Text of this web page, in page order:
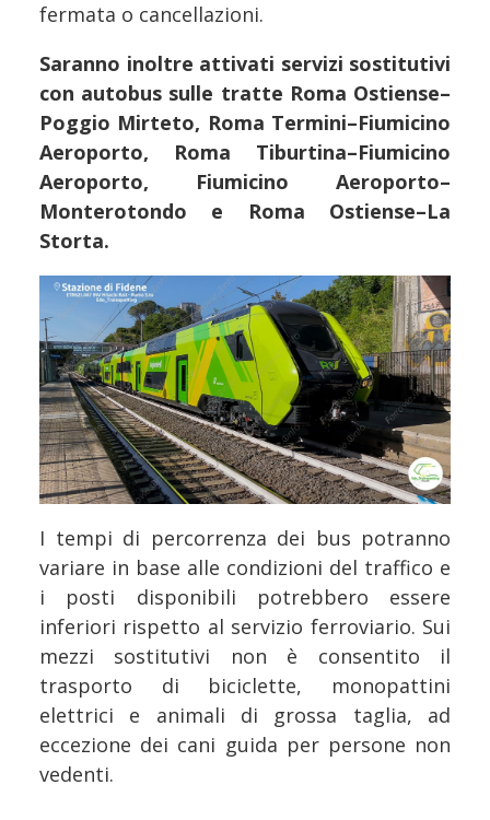
fermata o cancellazioni.
Saranno inoltre attivati servizi sostitutivi
con autobus sulle tratte Roma Ostiense–
Poggio Mirteto, Roma Termini–Fiumicino
Aeroporto, Roma Tiburtina–Fiumicino
Aeroporto, Fiumicino Aeroporto–
Monterotondo e Roma Ostiense–La
Storta.
I tempi di percorrenza dei bus potranno
variare in base alle condizioni del traffico e
i posti disponibili potrebbero essere
inferiori rispetto al servizio ferroviario. Sui
mezzi sostitutivi non è consentito il
trasporto di biciclette, monopattini
elettrici e animali di grossa taglia, ad
eccezione dei cani guida per persone non
vedenti.